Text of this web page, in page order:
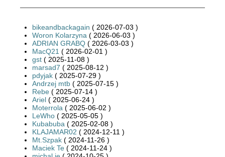
bikeandbackagain ( 2026-07-03 )
Woron Kolarzyna ( 2026-06-03 )
ADRIAN GRABQ ( 2026-03-03 )
MacQ21 ( 2026-02-01 )
gst ( 2025-11-08 )
marsad7 ( 2025-08-12 )
pdyjak ( 2025-07-29 )
Andrzej mtb ( 2025-07-15 )
Rebe ( 2025-07-14 )
Ariel ( 2025-06-24 )
Moterrola ( 2025-06-02 )
LeWho ( 2025-05-05 )
Kubabuba ( 2025-02-08 )
KLAJAMAR02 ( 2024-12-11 )
Mt.Szpak ( 2024-11-26 )
Maciek Te ( 2024-11-24 )